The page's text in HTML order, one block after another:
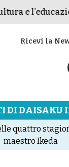
e
Ricevi la
DI DAISAKU
quattro
maestro Ikeda